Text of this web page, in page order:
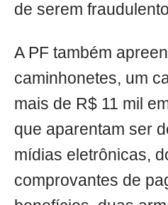
de serem
A PF também
caminhonetes, um
mais de R$ 11 mil
que aparentam ser
mídias eletrônicas,
comprovantes de